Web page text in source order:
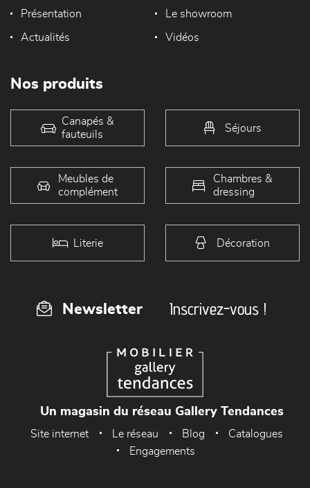
Présentation Le showroom
Actualités Vidéos
Nos produits
Canapés &
fauteuils
Séjours
Meubles de
complément
Chambres &
dressing
Literie Décoration
Newsletter Inscrivez-vous !
Un magasin du réseau Gallery Tendances
Site internet Le réseau Blog
Catalogues
Engagements